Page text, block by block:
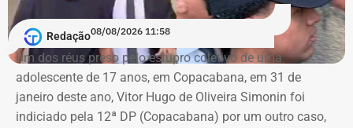
A ação também busca obrigar os responsáveis a publicar
correções ou retratações por pelo menos 30 dias, além de
ressarcir os custos que a prefeitura afirma ter suportado
para responder às informações questionadas.
Redação08/08/2026 11:58
Um dos réus preso pelo estupro coletivo de uma
adolescente de 17 anos, em Copacabana, em 31 de
janeiro deste ano, Vitor Hugo de Oliveira Simonin foi
indiciado pela 12ª DP (Copacabana) por um outro caso,